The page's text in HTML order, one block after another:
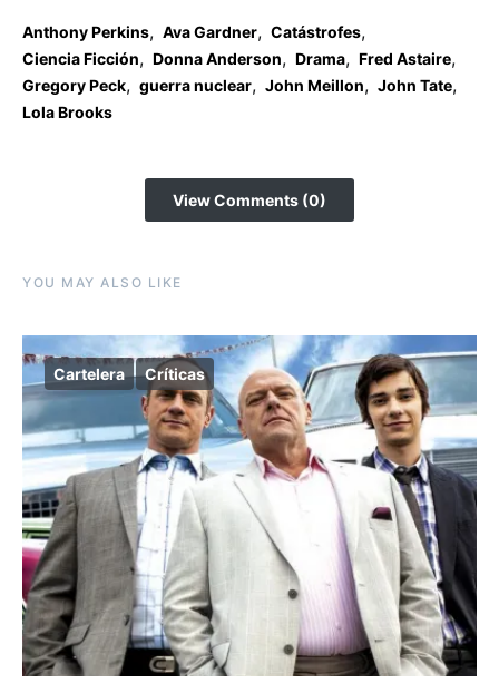
Anthony Perkins, Ava Gardner, Catástrofes,
Ciencia Ficción, Donna Anderson, Drama, Fred Astaire,
Gregory Peck, guerra nuclear, John Meillon, John Tate,
Lola Brooks
View Comments (0)
YOU MAY ALSO LIKE
Cartelera Críticas